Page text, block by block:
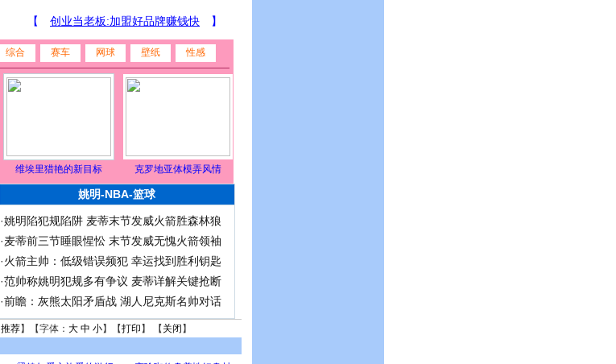
综合 赛车 网球 壁纸 性感
维埃里猎艳的新目标 克罗地亚体模弄风情
姚明-NBA-篮球
·姚明陷犯规陷阱 麦蒂末节发威火箭胜森林狼
·麦蒂前三节睡眼惺忪 末节发威无愧火箭领袖
·火箭主帅：低级错误频犯 幸运找到胜利钥匙
·范帅称姚明犯规多有争议 麦蒂详解关键抢断
·前瞻：灰熊太阳矛盾战 湖人尼克斯名帅对话
推荐】【字体： 大 中 小】【打印 】 【 关闭 】